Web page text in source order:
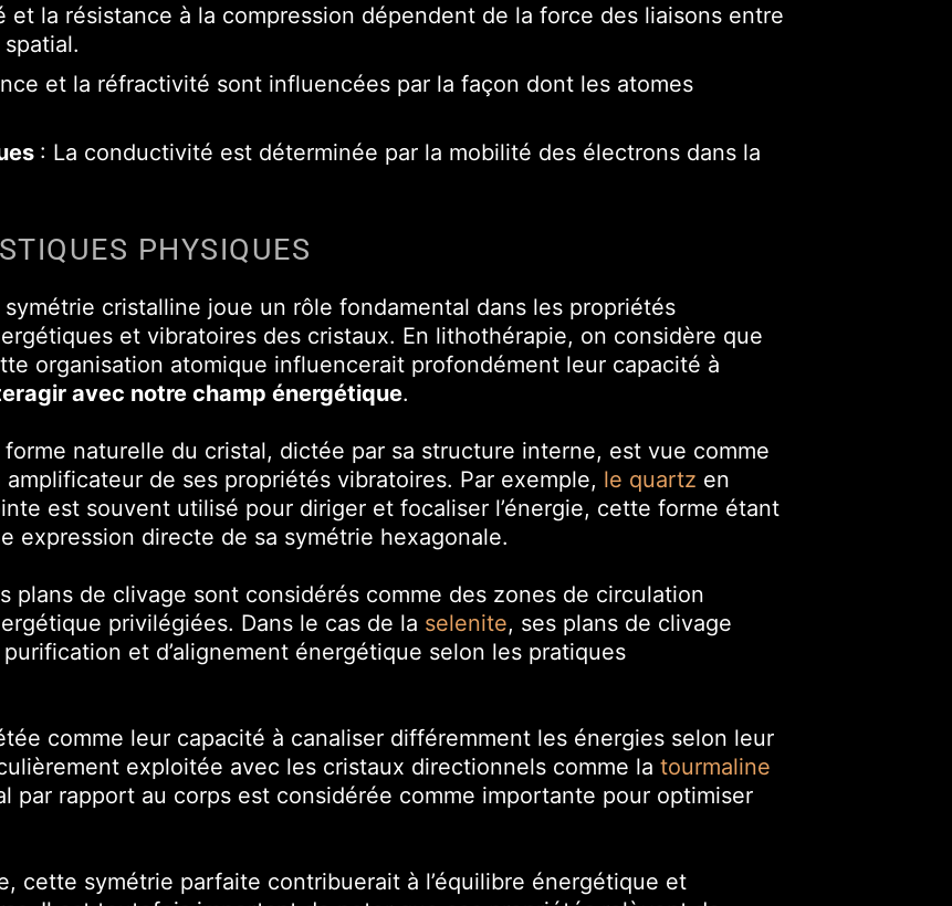
et la résistance à la compression dépendent de la force des liaisons entre
et la réfractivité sont influencées par la façon dont les atomes
: La conductivité est déterminée par la mobilité des électrons dans la
PHYSIQUES
symétrie cristalline joue un rôle fondamental dans les propriétés
et vibratoires des cristaux. En lithothérapie, on considère que
organisation atomique influencerait profondément leur capacité à
avec notre champ énergétique.
forme naturelle du cristal, dictée par sa structure interne, est vue comme
amplificateur de ses propriétés vibratoires. Par exemple, le quartz en
est souvent utilisé pour diriger et focaliser l’énergie, cette forme étant
expression directe de sa symétrie hexagonale.
plans de clivage sont considérés comme des zones de circulation
privilégiées. Dans le cas de la selenite, ses plans de clivage
et d’alignement énergétique selon les pratiques
comme leur capacité à canaliser différemment les énergies selon leur
exploitée avec les cristaux directionnels comme la tourmaline
par rapport au corps est considérée comme importante pour optimiser
cette symétrie parfaite contribuerait à l’équilibre énergétique et